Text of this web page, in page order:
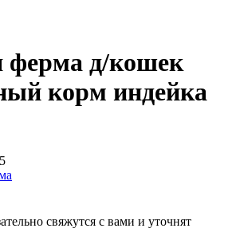
ферма д/кошек
корм индейка
свяжутся с вами и уточнят